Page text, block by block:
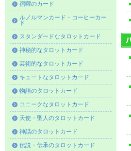
宿曜のカード
ルノルマンカード・コーヒーカー
ド
スタンダードなタロットカード
神秘的なタロットカード
芸術的なタロットカード
キュートなタロットカード
物語のタロットカード
ユニークなタロットカード
天使・聖人のタロットカード
神話のタロットカード
伝説・伝承のタロットカード